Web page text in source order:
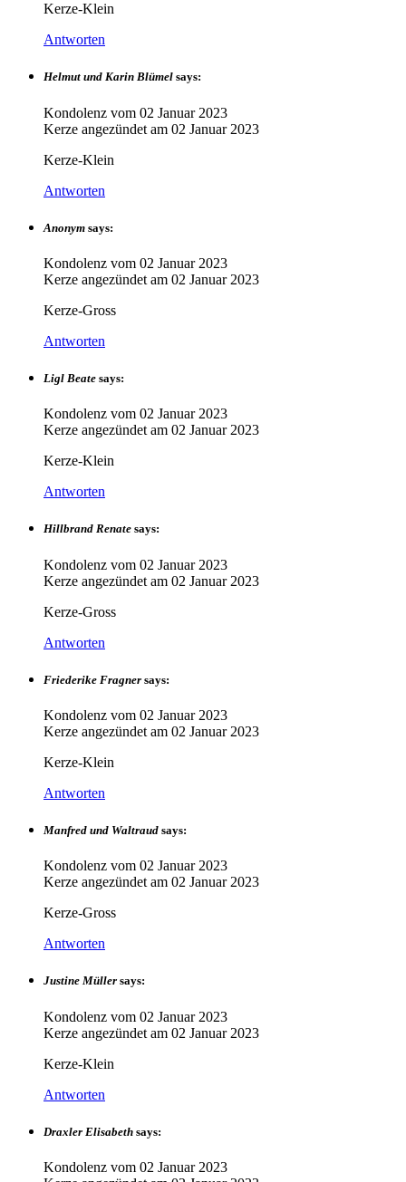
Kerze-Klein
Antworten
Helmut und Karin Blümel says:
Kondolenz vom 02 Januar 2023
Kerze angezündet am 02 Januar 2023
Kerze-Klein
Antworten
Anonym says:
Kondolenz vom 02 Januar 2023
Kerze angezündet am 02 Januar 2023
Kerze-Gross
Antworten
Ligl Beate says:
Kondolenz vom 02 Januar 2023
Kerze angezündet am 02 Januar 2023
Kerze-Klein
Antworten
Hillbrand Renate says:
Kondolenz vom 02 Januar 2023
Kerze angezündet am 02 Januar 2023
Kerze-Gross
Antworten
Friederike Fragner says:
Kondolenz vom 02 Januar 2023
Kerze angezündet am 02 Januar 2023
Kerze-Klein
Antworten
Manfred und Waltraud says:
Kondolenz vom 02 Januar 2023
Kerze angezündet am 02 Januar 2023
Kerze-Gross
Antworten
Justine Müller says:
Kondolenz vom 02 Januar 2023
Kerze angezündet am 02 Januar 2023
Kerze-Klein
Antworten
Draxler Elisabeth says:
Kondolenz vom 02 Januar 2023